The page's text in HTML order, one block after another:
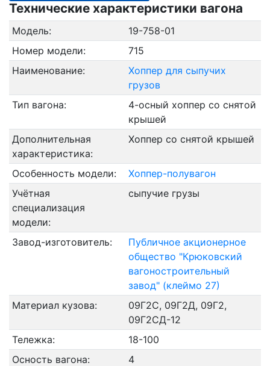
Технические характеристики вагона
Модель:
19-758-01
Номер модели:
715
Наименование:
Хоппер для сыпучих
грузов
Тип вагона:
4-осный хоппер со снятой
крышей
Дополнительная
характеристика:
Хоппер со снятой крышей
Особенность модели:
Хоппер-полувагон
Учётная
специализация
модели:
сыпучие грузы
Завод-изготовитель:
Публичное акционерное
общество "Крюковский
вагоностроительный
завод" (клеймо 27)
Материал кузова:
09Г2С, 09Г2Д, 09Г2,
09Г2СД-12
Тележка:
18-100
Осность вагона:
4